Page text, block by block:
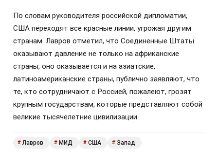
По словам руководителя российской дипломатии,
США переходят все красные линии, угрожая другим
странам. Лавров отметил, что Соединенные Штаты
оказывают давление не только на африканские
страны, оно оказывается и на азиатские,
латиноамериканские страны, публично заявляют, что
те, кто сотрудничают с Россией, пожалеют, грозят
крупным государствам, которые представляют собой
великие тысячелетние цивилизации.
# Лавров # МИД # США # Запад